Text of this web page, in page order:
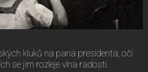
kluků na pana presidenta, oči
se jim rozleje vlna radosti.